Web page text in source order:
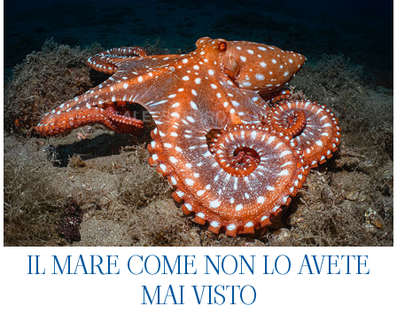
IL MARE COME NON LO AVETE
MAI VISTO